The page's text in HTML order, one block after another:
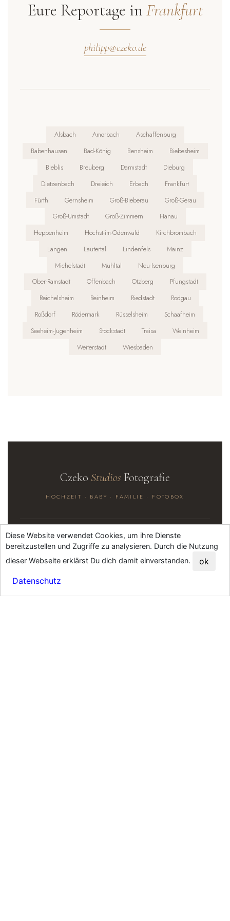
passwortgeschützten Online-Galerie zum Download für
Euch und Eure Gäste – natürlich ohne Wasserzeichen und
inklusive aller privaten Nutzungsrechte.
Eure Reportage in Frankfurt
philipp@czeko.de
Alsbach Amorbach
Aschaffenburg
Babenhausen
Bad-König Bensheim
Biebesheim
Bieblis
Breuberg Darmstadt
Dieburg
Dietzenbach
Dreieich Erbach
Frankfurt
Fürth
Gernsheim Groß-Bieberau
Groß-Gerau
Groß-Umstadt
Groß-Zimmern
Hanau
Heppenheim
Höchst-im-Odenwald
Kirchbrombach
Langen
Lautertal Lindenfels
Mainz
Michelstadt
Mühltal
Neu-Isenburg
Ober-Ramstadt
Offenbach Otzberg
Pfungstadt
Reichelsheim
Reinheim Riedstadt
Rodgau
Roßdorf
Rödermark Rüsselsheim
Schaafheim
Seeheim-Jugenheim
Stockstadt Traisa
Weinheim
Weiterstadt
Wiesbaden
Diese Website verwendet Cookies, um ihre Dienste
bereitzustellen und Zugriffe zu analysieren. Durch die Nutzung
dieser Webseite erklärst Du dich damit einverstanden.
ok
Datenschutz
Czeko Studios Fotografie
HOCHZEIT · BABY · FAMILIE · FOTOBOX
HOCHZEITSFOTOS
Standesamt Quickie
Hochzeitslocations
FAQ Hochzeit